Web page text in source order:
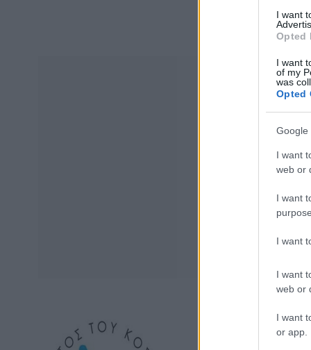
I want
Opted
I want
of my
was
Opted
Google
I want
web or
I want
I want
I want
web or
I want
or app.